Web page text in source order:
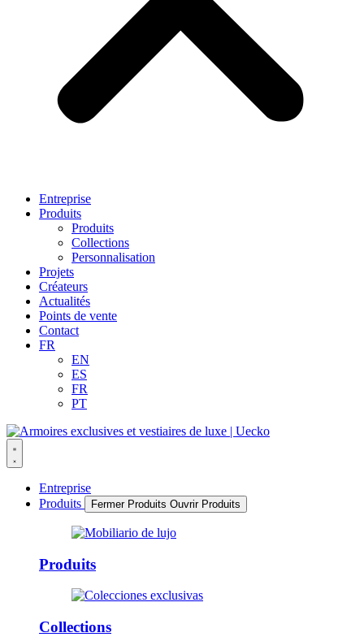
Entreprise
Produits
Produits
Collections
Personnalisation
Projets
Créateurs
Actualités
Points de vente
Contact
FR
EN
ES
FR
PT
Entreprise
Produits
Fermer Produits Ouvrir Produits
Produits
Collections